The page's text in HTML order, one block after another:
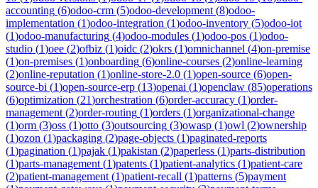
accounting (6)odoo-crm (5)odoo-development (8)odoo-
implementation (1)odoo-integration (1)odoo-inventory (5)odoo-iot
(1)odoo-manufacturing (4)odoo-modules (1)odoo-pos (1)odoo-
studio (1)oee (2)ofbiz (1)oidc (2)okrs (1)omnichannel (4)on-premise
(1)on-premises (1)onboarding (6)online-courses (2)online-learning
(2)online-reputation (1)online-store-2.0 (1)open-source (6)open-
source-bi (1)open-source-erp (13)openai (1)openclaw (85)operations
(6)optimization (21)orchestration (6)order-accuracy (1)order-
management (2)order-routing (1)orders (1)organizational-change
(1)orm (3)oss (1)otto (3)outsourcing (3)owasp (1)owl (2)ownership
(1)ozon (1)packaging (2)page-objects (1)paginated-reports
(1)pagination (1)pajak (1)pakistan (2)paperless (1)parts-distribution
(1)parts-management (1)patents (1)patient-analytics (1)patient-care
(2)patient-management (1)patient-recall (1)patterns (5)payment